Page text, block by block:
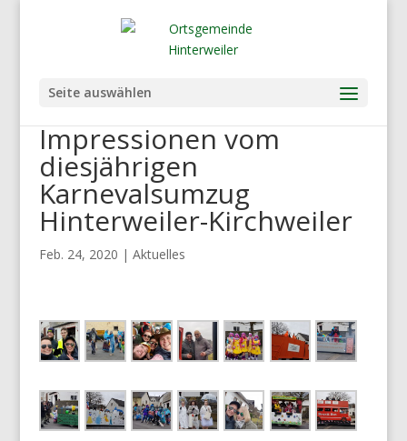
Seite auswählen
Impressionen vom
diesjährigen
Karnevalsumzug
Hinterweiler-Kirchweiler
Feb. 24, 2020 | Aktuelles